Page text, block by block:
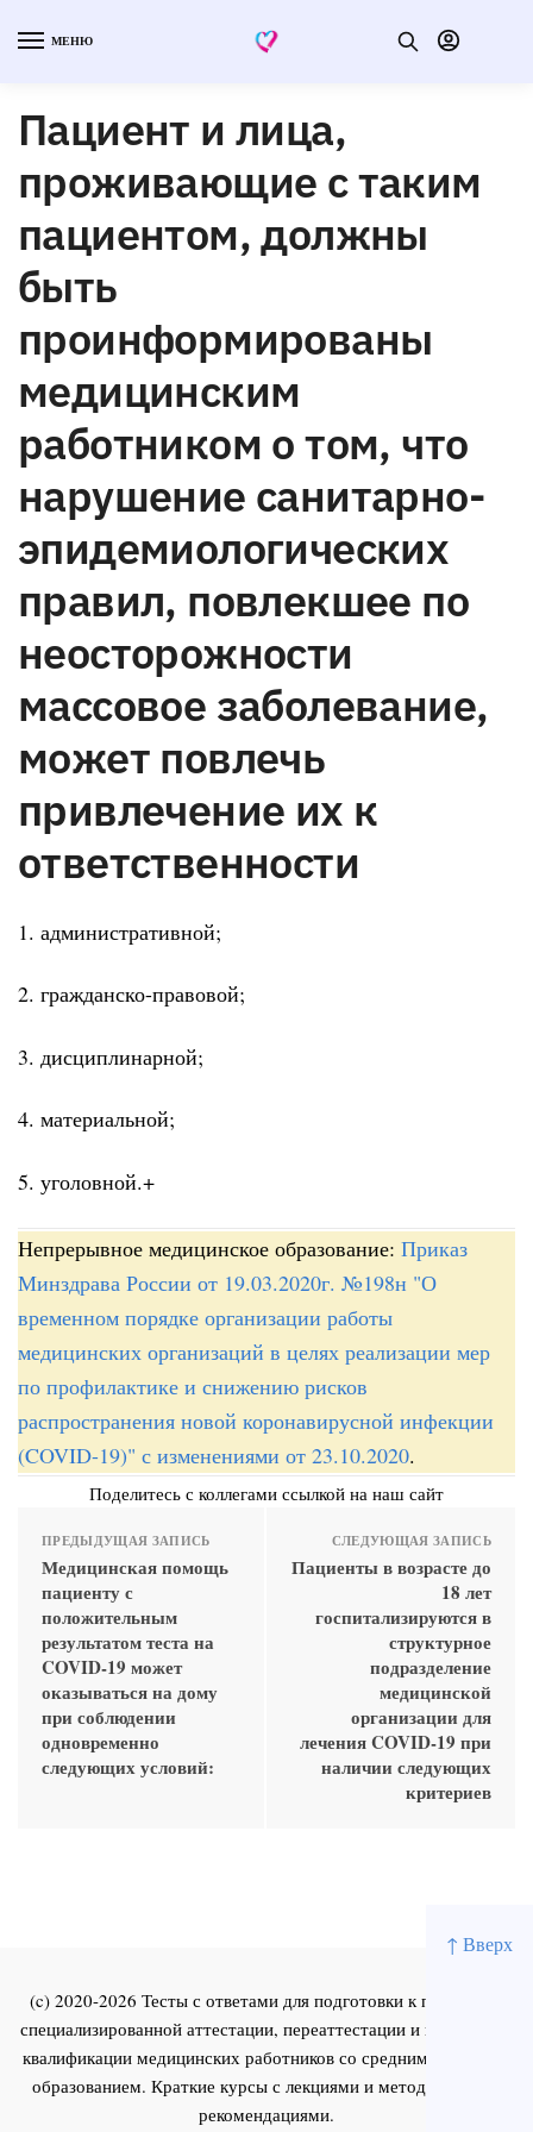
↑ Вверх
МЕНЮ
Пациент и лица,
проживающие с таким
пациентом, должны
быть
проинформированы
медицинским
работником о том, что
нарушение санитарно-
эпидемиологических
правил, повлекшее по
неосторожности
массовое заболевание,
может повлечь
привлечение их к
ответственности
1. административной;
2. гражданско-правовой;
3. дисциплинарной;
4. материальной;
5. уголовной.+
Непрерывное медицинское образование: Приказ
Минздрава России от 19.03.2020г. №198н "О
временном порядке организации работы
медицинских организаций в целях реализации мер
по профилактике и снижению рисков
распространения новой коронавирусной инфекции
(COVID-19)" с изменениями от 23.10.2020.
Поделитесь с коллегами ссылкой на наш сайт
ПРЕДЫДУЩАЯ ЗАПИСЬ
Медицинская помощь
пациенту с
положительным
результатом теста на
COVID-19 может
оказываться на дому
при соблюдении
одновременно
следующих условий:
СЛЕДУЮЩАЯ ЗАПИСЬ
Пациенты в возрасте до
18 лет
госпитализируются в
структурное
подразделение
медицинской
организации для
лечения COVID-19 при
наличии следующих
критериев
(c) 2020-2026 Тесты с ответами для подготовки к первичной
специализированной аттестации, переаттестации и повышения
квалификации медицинских работников со средним и высшим
образованием. Краткие курсы с лекциями и методическими
рекомендациями.